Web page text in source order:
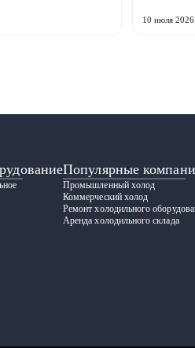
ГРАДИЕНТ»
10 июля 2026
Популярные
Промышленный холод
Коммерческий холод
Ремонт холодильного
Аренда холодильного склада